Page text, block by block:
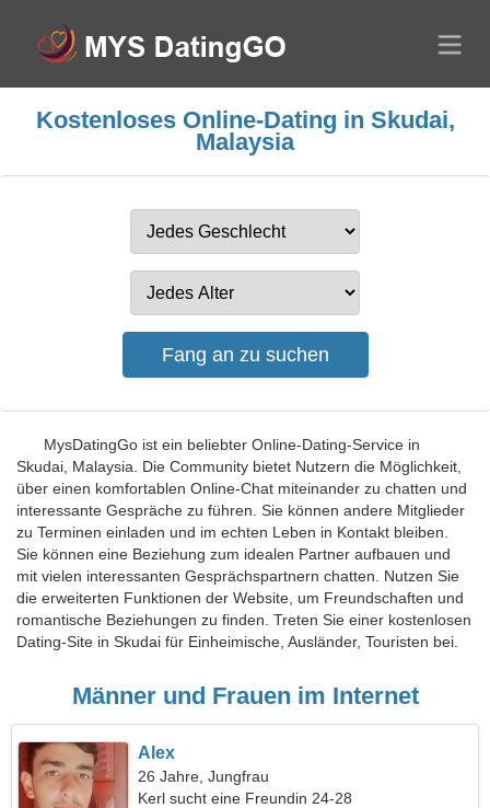
Kostenloses Online-Dating in Skudai,
Malaysia
MysDatingGo ist ein beliebter Online-Dating-Service in
Skudai, Malaysia. Die Community bietet Nutzern die Möglichkeit,
über einen komfortablen Online-Chat miteinander zu chatten und
interessante Gespräche zu führen. Sie können andere Mitglieder
zu Terminen einladen und im echten Leben in Kontakt bleiben.
Sie können eine Beziehung zum idealen Partner aufbauen und
mit vielen interessanten Gesprächspartnern chatten. Nutzen Sie
die erweiterten Funktionen der Website, um Freundschaften und
romantische Beziehungen zu finden. Treten Sie einer kostenlosen
Dating-Site in Skudai für Einheimische, Ausländer, Touristen bei.
Männer und Frauen im Internet
Alex
26 Jahre, Jungfrau
Kerl sucht eine Freundin 24-28